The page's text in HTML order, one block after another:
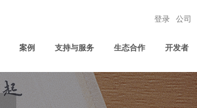
登录 公司
案例 支持与服务 生态合作 开发者